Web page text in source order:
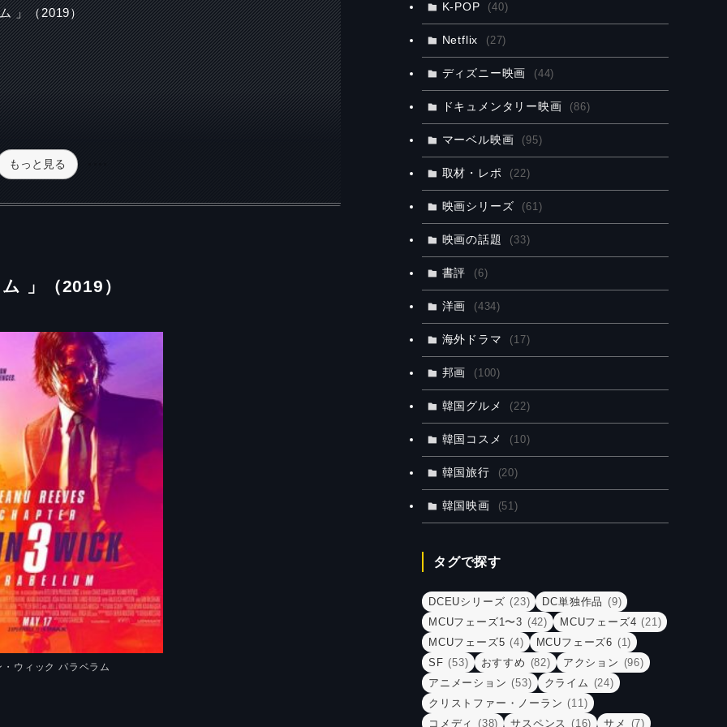
」（2019）
もっと見る
」（2019）
ウィック パラベラム
K-POP (40)
Netflix (27)
ディズニー映画 (44)
ドキュメンタリー映画 (86)
マーベル映画 (95)
取材・レポ (22)
映画シリーズ (61)
映画の話題 (33)
書評 (6)
洋画 (434)
海外ドラマ (17)
邦画 (100)
韓国グルメ (22)
韓国コスメ (10)
韓国旅行 (20)
韓国映画 (51)
タグで探す
DCEUシリーズ (23) DC単独作品 (9)
MCUフェーズ1〜3 (42) MCUフェーズ4 (21)
MCUフェーズ5 (4) MCUフェーズ6 (1)
SF (53) おすすめ (82) アクション (96)
アニメーション (53) クライム (24)
クリストファー・ノーラン (11)
コメディ (38) サスペンス (16) サメ (7)